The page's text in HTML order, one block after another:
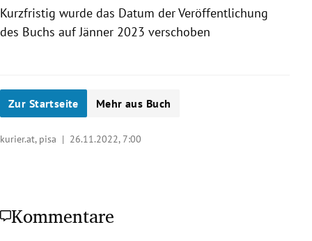
Kurzfristig wurde das Datum der Veröffentlichung
des Buchs auf Jänner 2023 verschoben
Zur Startseite Mehr aus Buch
kurier.at, pisa | 26.11.2022, 7:00
Kommentare